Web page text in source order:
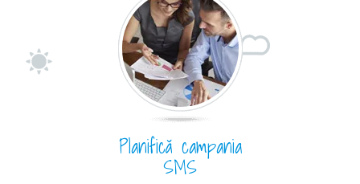
Planifică campania
SMS